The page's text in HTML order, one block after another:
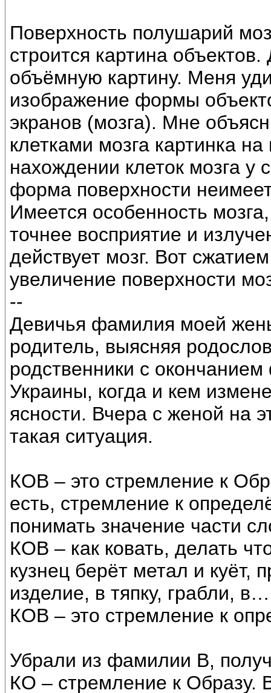
Поверхность полушарий
строится картина
объёмную картину. Меня
изображение формы
экранов (мозга). Мне
клетками мозга картинка
нахождении клеток мозга у
форма поверхности
Имеется особенность
точнее восприятие и
действует мозг. Вот
увеличение поверхности
--
Девичья фамилия моей
родитель, выясняя
родственники с
Украины, когда и кем
ясности. Вчера с женой на
такая ситуация.
КОВ – это стремление к
есть, стремление к
понимать значение части
КОВ – как ковать, делать
кузнец берёт метал и куёт,
изделие, в тяпку, грабли,
КОВ – это стремление к
Убрали из фамилии В,
КО – стремление к Образу.